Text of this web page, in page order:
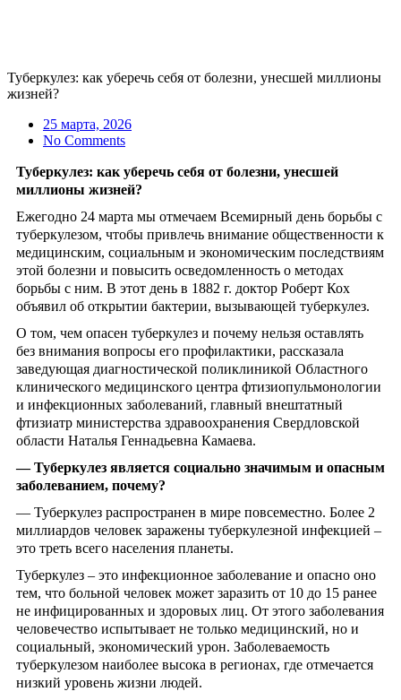
Туберкулез: как уберечь себя от болезни, унесшей миллионы
жизней?
25 марта, 2026
No Comments
Туберкулез: как уберечь себя от болезни, унесшей
миллионы жизней?
Ежегодно 24 марта мы отмечаем Всемирный день борьбы с
туберкулезом, чтобы привлечь внимание общественности к
медицинским, социальным и экономическим последствиям
этой болезни и повысить осведомленность о методах
борьбы с ним. В этот день в 1882 г. доктор Роберт Кох
объявил об открытии бактерии, вызывающей туберкулез.
О том, чем опасен туберкулез и почему нельзя оставлять
без внимания вопросы его профилактики, рассказала
заведующая диагностической поликлиникой Областного
клинического медицинского центра фтизиопульмонологии
и инфекционных заболеваний, главный внештатный
фтизиатр министерства здравоохранения Свердловской
области Наталья Геннадьевна Камаева.
—Туберкулез является социально значимым и опасным
заболеванием, почему?
— Туберкулез распространен в мире повсеместно. Более 2
миллиардов человек заражены туберкулезной инфекцией –
это треть всего населения планеты.
Туберкулез – это инфекционное заболевание и опасно оно
тем, что больной человек может заразить от 10 до 15 ранее
не инфицированных и здоровых лиц. От этого заболевания
человечество испытывает не только медицинский, но и
социальный, экономический урон. Заболеваемость
туберкулезом наиболее высока в регионах, где отмечается
низкий уровень жизни людей.